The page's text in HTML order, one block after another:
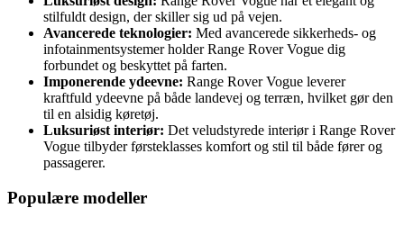
stilfuldt design, der skiller sig ud på vejen.
Avancerede teknologier: Med avancerede sikkerheds- og
infotainmentsystemer holder Range Rover Vogue dig
forbundet og beskyttet på farten.
Imponerende ydeevne: Range Rover Vogue leverer
kraftfuld ydeevne på både landevej og terræn, hvilket gør den
til en alsidig køretøj.
Luksuriøst interiør: Det veludstyrede interiør i Range Rover
Vogue tilbyder førsteklasses komfort og stil til både fører og
passagerer.
Populære modeller